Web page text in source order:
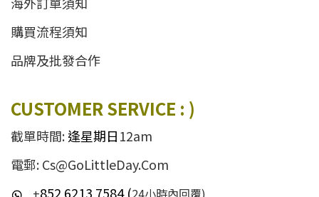
購買流程須知
品牌及批發合作
CUSTOMER SERVICE : )
截單時間:逢星期日12am
電郵: Cs@GoLittleDay.Com
+852 6213 7584 (24小時內回覆)